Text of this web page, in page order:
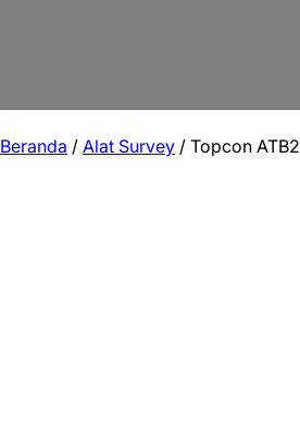
Beranda / Alat Survey / Topcon ATB2